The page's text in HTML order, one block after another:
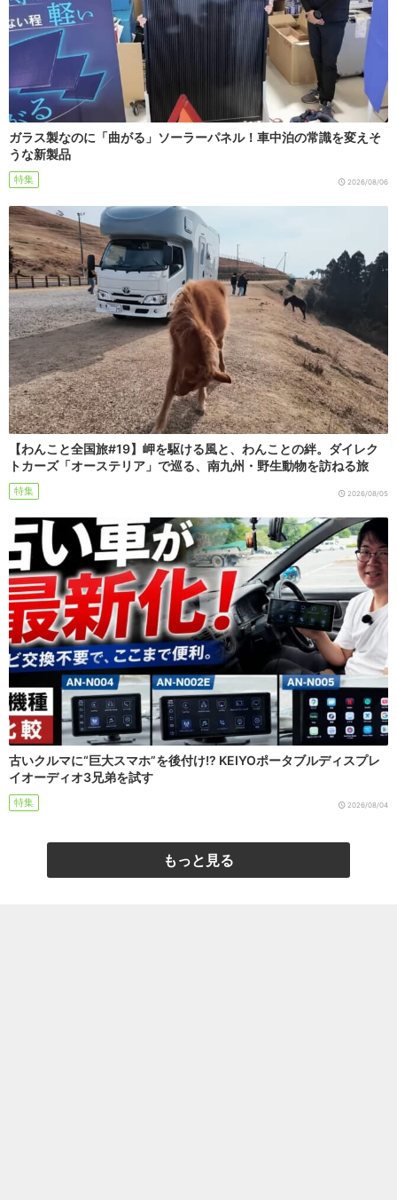
ガラス製なのに「曲がる」ソーラーパネル！車中泊の常識を変えそ
うな新製品
特集 2026/08/06
【わんこと全国旅#19】岬を駆ける風と、わんことの絆。ダイレク
トカーズ「オーステリア」で巡る、南九州・野生動物を訪ねる旅
特集 2026/08/05
古いクルマに“巨大スマホ”を後付け!? KEIYOポータブルディスプレ
イオーディオ3兄弟を試す
特集 2026/08/04
もっと見る